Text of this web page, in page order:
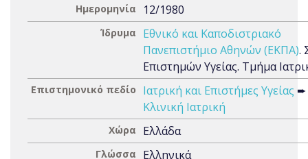
Ημερομηνία 12/1980
Ίδρυμα
Εθνικό και Καποδιστριακό
Πανεπιστήμιο Αθηνών (ΕΚΠΑ).
Επιστημών Υγείας. Τμήμα
Επιστημονικό πεδίο Ιατρική και Επιστήμες Υγείας ➨
Κλινική Ιατρική
Χώρα Ελλάδα
Γλώσσα Ελληνικά